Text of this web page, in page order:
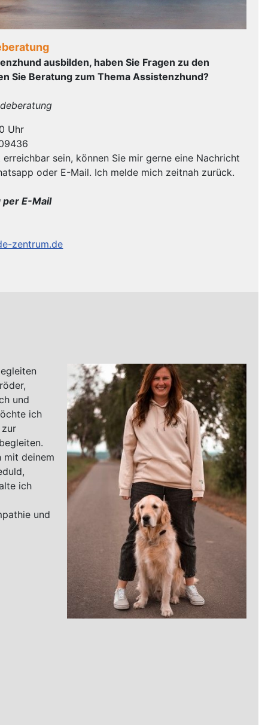
ausbilden, haben Sie Fragen zu den
Sie Beratung zum Thema Assistenzhund?
Uhr
sein, können Sie mir gerne eine Nachricht
oder E-Mail. Ich melde mich zeitnah zurück.
E-Mail
zentrum.de
und
ich
mit deinem
ich
und